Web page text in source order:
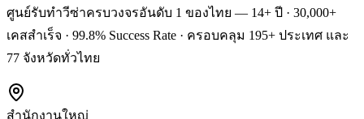
ศูนย์รับทำวีซ่าครบวงจรอันดับ 1 ของไทย — 14+ ปี · 30,000+
เคสสำเร็จ · 99.8% Success Rate · ครอบคลุม 195+ ประเทศ และ
77 จังหวัดทั่วไทย
สำนักงานใหญ่